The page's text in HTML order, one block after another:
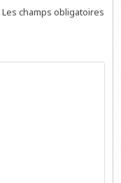
Les champs obligatoires